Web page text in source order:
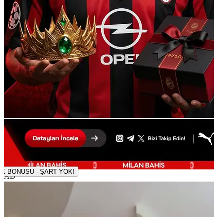
AD
500 TL DENEME BONUSU - ŞART YOK!